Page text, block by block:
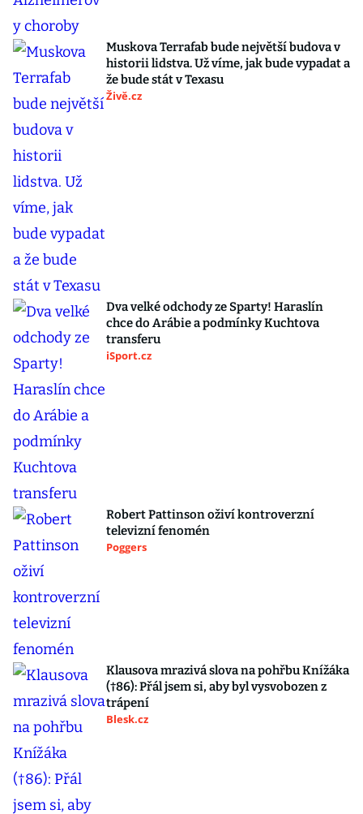
Muskova Terrafab bude největší budova v
historii lidstva. Už víme, jak bude vypadat a
že bude stát v Texasu
Živě.cz
Dva velké odchody ze Sparty! Haraslín
chce do Arábie a podmínky Kuchtova
transferu
iSport.cz
Robert Pattinson oživí kontroverzní
televizní fenomén
Poggers
Klausova mrazivá slova na pohřbu Knížáka
(†86): Přál jsem si, aby byl vysvobozen z
trápení
Blesk.cz